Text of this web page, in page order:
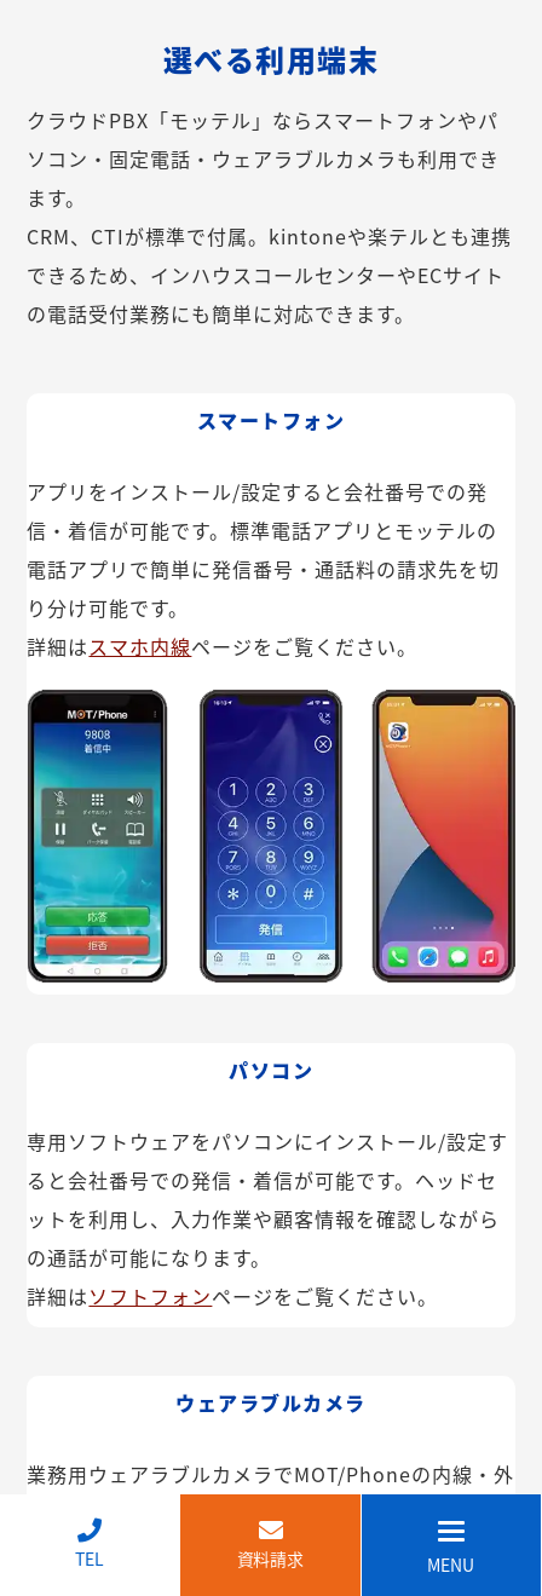
選べる利用端末
クラウドPBX「モッテル」ならスマートフォンやパ
ソコン・固定電話・ウェアラブルカメラも利用でき
ます。
CRM、CTIが標準で付属。kintoneや楽テルとも連携
できるため、インハウスコールセンターやECサイト
の電話受付業務にも簡単に対応できます。
スマートフォン
アプリをインストール/設定すると会社番号での発
信・着信が可能です。標準電話アプリとモッテルの
電話アプリで簡単に発信番号・通話料の請求先を切
り分け可能です。
詳細はスマホ内線ページをご覧ください。
パソコン
専用ソフトウェアをパソコンにインストール/設定す
ると会社番号での発信・着信が可能です。ヘッドセ
ットを利用し、入力作業や顧客情報を確認しながら
の通話が可能になります。
詳細はソフトフォンページをご覧ください。
ウェアラブルカメラ
業務用ウェアラブルカメラでMOT/Phoneの内線・外
線が利用できます。インカム機能や映像共有なども
可能。IP68で防塵・防水で建設現場などでも安心し
TEL 資料請求 MENU